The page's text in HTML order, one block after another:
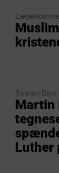
Torsten
Martin
Luther